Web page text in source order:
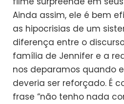
Ainda assim, ele é bem
as hipocrisias de um
diferença entre o
família de Jennifer e a
nos deparamos quando
deveria ser reforçado. É
frase “não tenho nada